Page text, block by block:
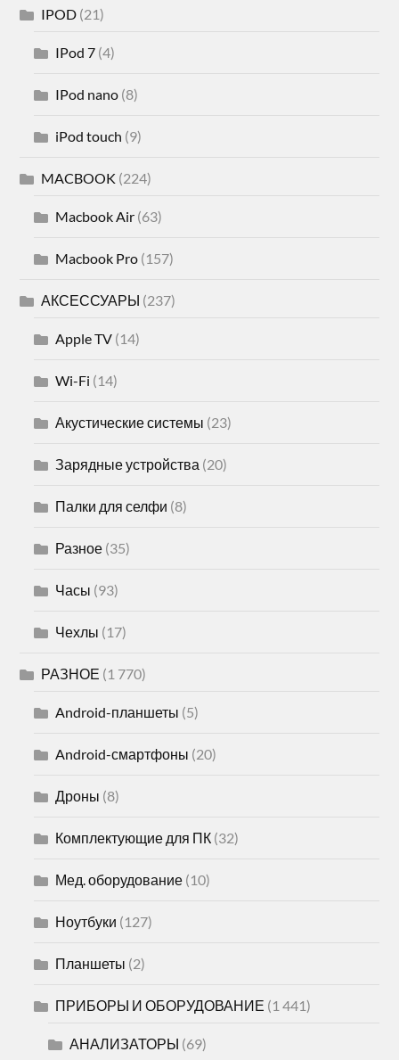
IPOD (21)
IPod 7 (4)
IPod nano (8)
iPod touch (9)
MACBOOK (224)
Macbook Air (63)
Macbook Pro (157)
АКСЕССУАРЫ (237)
Apple TV (14)
Wi-Fi (14)
Акустические системы (23)
Зарядные устройства (20)
Палки для селфи (8)
Разное (35)
Часы (93)
Чехлы (17)
РАЗНОЕ (1 770)
Android-планшеты (5)
Android-смартфоны (20)
Дроны (8)
Комплектующие для ПК (32)
Мед. оборудование (10)
Ноутбуки (127)
Планшеты (2)
ПРИБОРЫ И ОБОРУДОВАНИЕ (1 441)
АНАЛИЗАТОРЫ (69)